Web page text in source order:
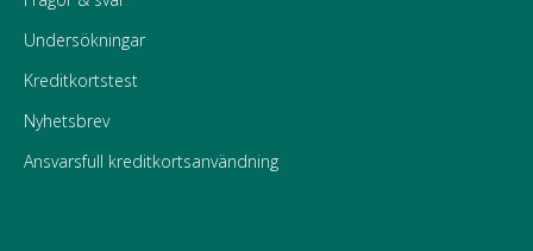
Undersökningar
Kreditkortstest
Nyhetsbrev
Ansvarsfull kreditkortsanvändning